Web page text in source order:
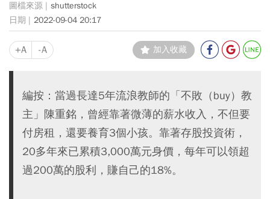
shutterstock
2022-09-04 20:17
+A -A 加入收藏
編按：當過長達5年流浪教師的「不敗（buy）教
主」陳重銘，曾經靠著微薄的薪水收入，不但要
付房租，還要養育3個小孩。靠著存股投資術，
20多年來已累積3,000萬元身價，每年可以領超
過200萬的股利，賺自己的18%。